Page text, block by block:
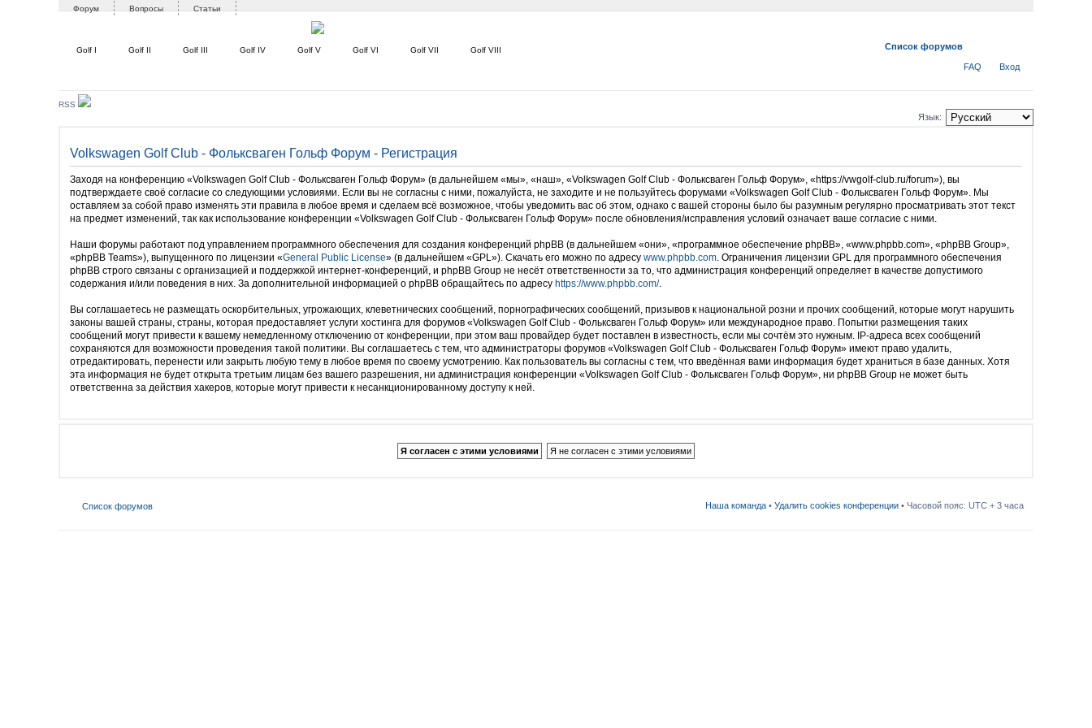
Форум Вопросы Статьи
Golf I Golf II Golf III Golf IV Golf V Golf VI Golf VII Golf VIII Список форумов
FAQ Вход
RSS
Язык:
Volkswagen Golf Club - Фольксваген Гольф Форум - Регистрация
Заходя на конференцию «Volkswagen Golf Club - Фольксваген Гольф Форум» (в дальнейшем «мы», «наш», «Volkswagen Golf Club - Фольксваген Гольф Форум», «https://vwgolf-club.ru/forum»), вы
подтверждаете своё согласие со следующими условиями. Если вы не согласны с ними, пожалуйста, не заходите и не пользуйтесь форумами «Volkswagen Golf Club - Фольксваген Гольф Форум». Мы
оставляем за собой право изменять эти правила в любое время и сделаем всё возможное, чтобы уведомить вас об этом, однако с вашей стороны было бы разумным регулярно просматривать этот текст
на предмет изменений, так как использование конференции «Volkswagen Golf Club - Фольксваген Гольф Форум» после обновления/исправления условий означает ваше согласие с ними.
Наши форумы работают под управлением программного обеспечения для создания конференций phpBB (в дальнейшем «они», «программное обеспечение phpBB», «www.phpbb.com», «phpBB Group»,
«phpBB Teams»), выпущенного по лицензии «General Public License» (в дальнейшем «GPL»). Скачать его можно по адресу www.phpbb.com. Ограничения лицензии GPL для программного обеспечения
phpBB строго связаны с организацией и поддержкой интернет-конференций, и phpBB Group не несёт ответственности за то, что администрация конференций определяет в качестве допустимого
содержания и/или поведения в них. За дополнительной информацией о phpBB обращайтесь по адресу https://www.phpbb.com/.
Вы соглашаетесь не размещать оскорбительных, угрожающих, клеветнических сообщений, порнографических сообщений, призывов к национальной розни и прочих сообщений, которые могут нарушить
законы вашей страны, страны, которая предоставляет услуги хостинга для форумов «Volkswagen Golf Club - Фольксваген Гольф Форум» или международное право. Попытки размещения таких
сообщений могут привести к вашему немедленному отключению от конференции, при этом ваш провайдер будет поставлен в известность, если мы сочтём это нужным. IP-адреса всех сообщений
сохраняются для возможности проведения такой политики. Вы соглашаетесь с тем, что администраторы форумов «Volkswagen Golf Club - Фольксваген Гольф Форум» имеют право удалить,
отредактировать, перенести или закрыть любую тему в любое время по своему усмотрению. Как пользователь вы согласны с тем, что введённая вами информация будет храниться в базе данных. Хотя
эта информация не будет открыта третьим лицам без вашего разрешения, ни администрация конференции «Volkswagen Golf Club - Фольксваген Гольф Форум», ни phpBB Group не может быть
ответственна за действия хакеров, которые могут привести к несанкционированному доступу к ней.
Список форумов Наша команда • Удалить cookies конференции • Часовой пояс: UTC + 3 часа